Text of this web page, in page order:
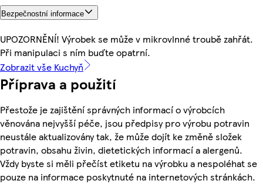
Bezpečnostní informace
UPOZORNĚNÍ! Výrobek se může v mikrovlnné troubě zahřát.
Při manipulaci s ním buďte opatrní.
Zobrazit vše Kuchyň
Příprava a použití
Přestože je zajištění správných informací o výrobcích
věnována nejvyšší péče, jsou předpisy pro výrobu potravin
neustále aktualizovány tak, že může dojít ke změně složek
potravin, obsahu živin, dietetických informací a alergenů.
Vždy byste si měli přečíst etiketu na výrobku a nespoléhat se
pouze na informace poskytnuté na internetových stránkách.